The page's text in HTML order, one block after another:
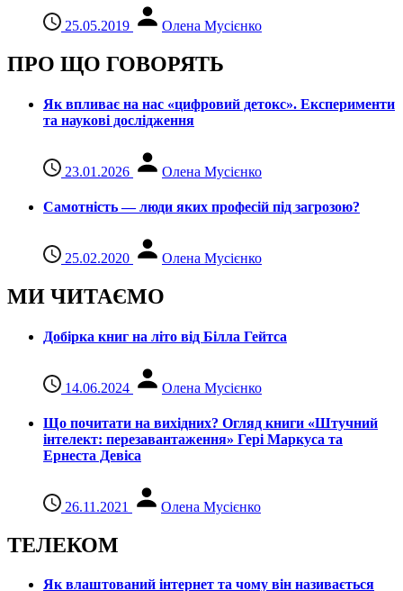
25.05.2019 Олена Мусієнко
ПРО ЩО ГОВОРЯТЬ
Як впливає на нас «цифровий детокс». Експерименти
та наукові дослідження
23.01.2026 Олена Мусієнко
Самотність — люди яких професій під загрозою?
25.02.2020 Олена Мусієнко
МИ ЧИТАЄМО
Добірка книг на літо від Білла Гейтса
14.06.2024 Олена Мусієнко
Що почитати на вихідних? Огляд книги «Штучний
інтелект: перезавантаження» Гері Маркуса та
Ернеста Девіса
26.11.2021 Олена Мусієнко
ТЕЛЕКОМ
Як влаштований інтернет та чому він називається